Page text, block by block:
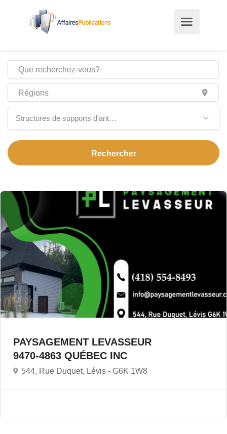
Structures de supports d'antennes
PAYSAGEMENT LEVASSEUR
9470-4863 QUÉBEC INC
544, Rue Duquet, Lévis - G6K 1W8